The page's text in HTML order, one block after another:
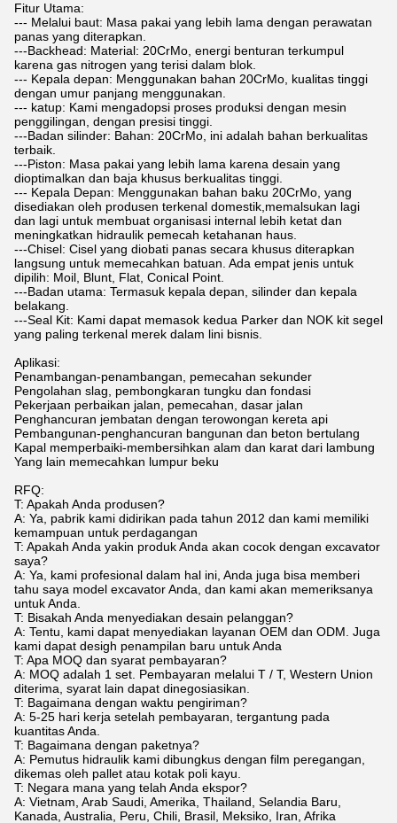
Fitur Utama:
--- Melalui baut: Masa pakai yang lebih lama dengan perawatan
panas yang diterapkan.
---Backhead: Material: 20CrMo, energi benturan terkumpul
karena gas nitrogen yang terisi dalam blok.
--- Kepala depan: Menggunakan bahan 20CrMo, kualitas tinggi
dengan umur panjang menggunakan.
--- katup: Kami mengadopsi proses produksi dengan mesin
penggilingan, dengan presisi tinggi.
---Badan silinder: Bahan: 20CrMo, ini adalah bahan berkualitas
terbaik.
---Piston: Masa pakai yang lebih lama karena desain yang
dioptimalkan dan baja khusus berkualitas tinggi.
--- Kepala Depan: Menggunakan bahan baku 20CrMo, yang
disediakan oleh produsen terkenal domestik,memalsukan lagi
dan lagi untuk membuat organisasi internal lebih ketat dan
meningkatkan hidraulik pemecah ketahanan haus.
---Chisel: Cisel yang diobati panas secara khusus diterapkan
langsung untuk memecahkan batuan. Ada empat jenis untuk
dipilih: Moil, Blunt, Flat, Conical Point.
---Badan utama: Termasuk kepala depan, silinder dan kepala
belakang.
---Seal Kit: Kami dapat memasok kedua Parker dan NOK kit segel
yang paling terkenal merek dalam lini bisnis.
Aplikasi:
Penambangan-penambangan, pemecahan sekunder
Pengolahan slag, pembongkaran tungku dan fondasi
Pekerjaan perbaikan jalan, pemecahan, dasar jalan
Penghancuran jembatan dengan terowongan kereta api
Pembangunan-penghancuran bangunan dan beton bertulang
Kapal memperbaiki-membersihkan alam dan karat dari lambung
Yang lain memecahkan lumpur beku
RFQ:
T: Apakah Anda produsen?
A: Ya, pabrik kami didirikan pada tahun 2012 dan kami memiliki
kemampuan untuk perdagangan
T: Apakah Anda yakin produk Anda akan cocok dengan excavator
saya?
A: Ya, kami profesional dalam hal ini, Anda juga bisa memberi
tahu saya model excavator Anda, dan kami akan memeriksanya
untuk Anda.
T: Bisakah Anda menyediakan desain pelanggan?
A: Tentu, kami dapat menyediakan layanan OEM dan ODM. Juga
kami dapat desigh penampilan baru untuk Anda
T: Apa MOQ dan syarat pembayaran?
A: MOQ adalah 1 set. Pembayaran melalui T / T, Western Union
diterima, syarat lain dapat dinegosiasikan.
T: Bagaimana dengan waktu pengiriman?
A: 5-25 hari kerja setelah pembayaran, tergantung pada
kuantitas Anda.
T: Bagaimana dengan paketnya?
A: Pemutus hidraulik kami dibungkus dengan film peregangan,
dikemas oleh pallet atau kotak poli kayu.
T: Negara mana yang telah Anda ekspor?
A: Vietnam, Arab Saudi, Amerika, Thailand, Selandia Baru,
Kanada, Australia, Peru, Chili, Brasil, Meksiko, Iran, Afrika